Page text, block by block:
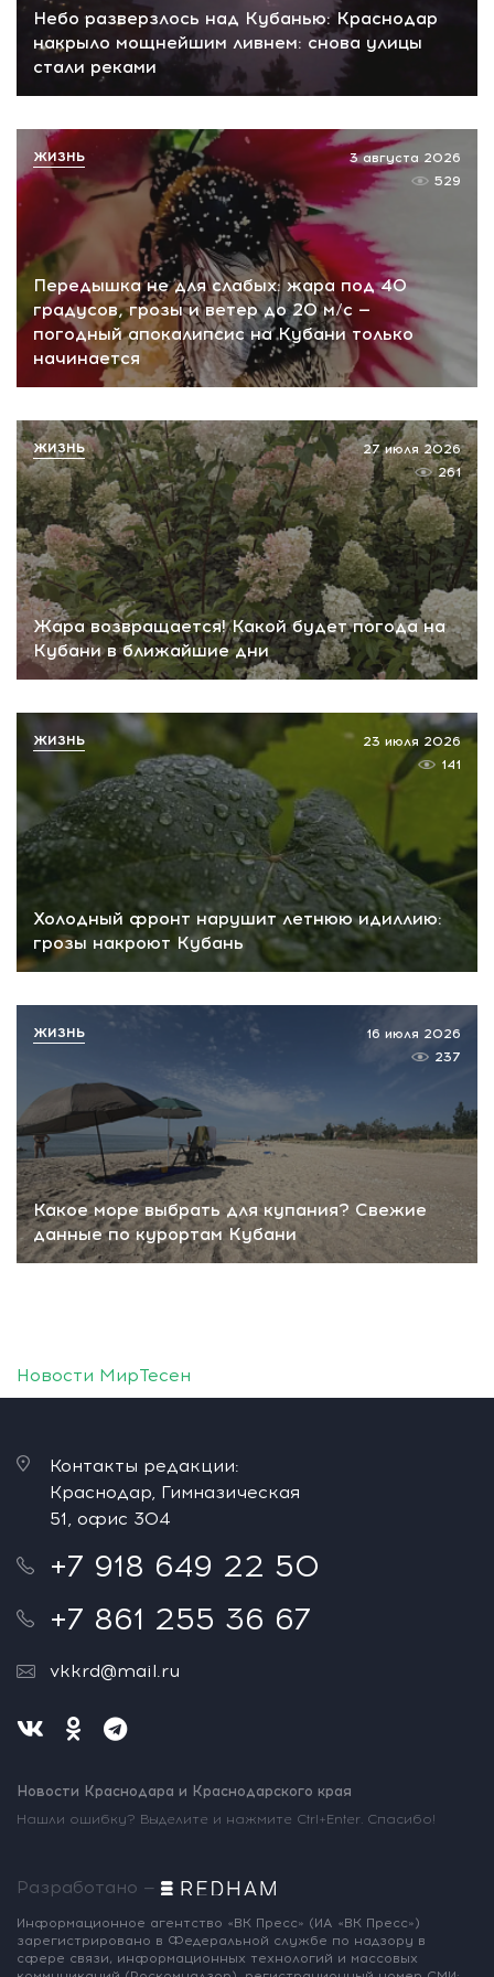
Небо разверзлось над Кубанью: Краснодар
накрыло мощнейшим ливнем: снова улицы
стали реками
Передышка не для слабых: жара под 40
градусов, грозы и ветер до 20 м/с —
погодный апокалипсис на Кубани только
начинается
3 августа 2026
529
ЖИЗНЬ
Жара возвращается! Какой будет погода на
Кубани в ближайшие дни
27 июля 2026
261
ЖИЗНЬ
Холодный фронт нарушит летнюю идиллию:
грозы накроют Кубань
23 июля 2026
141
ЖИЗНЬ
Какое море выбрать для купания? Свежие
данные по курортам Кубани
16 июля 2026
237
ЖИЗНЬ
Новости МирТесен
Контакты редакции:
Краснодар, Гимназическая
51, офис 304
+7 918 649 22 50
+7 861 255 36 67
vkkrd@mail.ru
Новости Краснодара и Краснодарского края
Нашли ошибку? Выделите и нажмите Ctrl+Enter. Спасибо!
Разработано —
Информационное агентство «ВК Пресс» (ИА «ВК Пресс»)
зарегистрировано в Федеральной службе по надзору в
сфере связи, информационных технологий и массовых